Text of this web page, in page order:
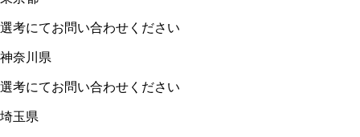
選考にてお問い合わせください
神奈川県
選考にてお問い合わせください
埼玉県